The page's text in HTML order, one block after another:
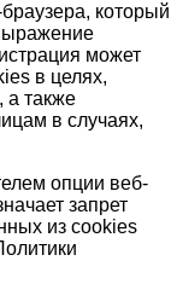
который
может
в целях,
а также
в случаях,
опции веб-
запрет
из cookies